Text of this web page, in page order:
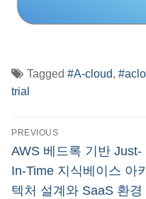
Tagged #A-cloud,
trial
글
탐
색
PREVIOUS
Previous
post:
AWS 베드록 기반 Just-
In-Time 지식베이스 아키
텍처 설계와 SaaS 환경